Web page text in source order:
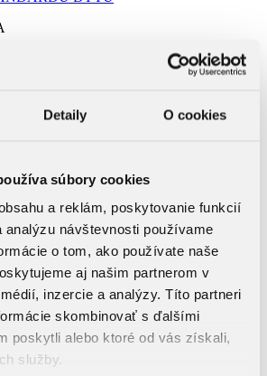
Detaily O cookies
súbory cookies
a reklám, poskytovanie funkcií
analýzu návštevnosti používame
o tom, ako používate naše
aj našim partnerom v
inzercie a analýzy. Títo partneri
skombinovať s ďalšími
poskytli alebo ktoré od vás získali,
služby.
m 2
m2
2
2
2
m2